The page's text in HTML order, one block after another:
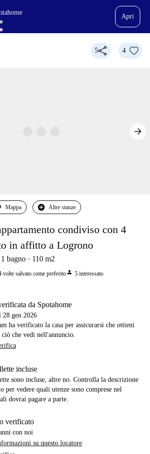
Apri
5 4
Mappa Altre stanze
condiviso con 4
in affitto a Logrono
1 bagno 110 m2
volte salvato come preferitoperson 5 interessato
da Spotahome
28 gen 2026
ha verificato la casa per assicurarsi che ottieni
ciò che vedi nell'annuncio.
incluse
sono incluse, altre no. Controlla la descrizione
per vedere quali utenze sono comprese nel
dovrai pagare a parte.
verificato
con noi
su questo locatore